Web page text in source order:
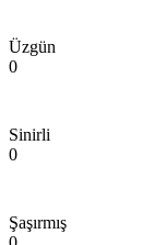
Üzgün
0
Sinirli
0
Şaşırmış